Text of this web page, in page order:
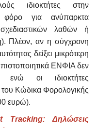
ιδιοκτήτες στην
για ανύπαρκτα
λαθών ή
Πλέον, αν η σύγχρονη
δείξει μικρότερη
ΕΝΦΙΑ δεν
ενώ οι ιδιοκτήτες
Κώδικα Φορολογικής
ευρώ).
Tracking: Δηλώσεις